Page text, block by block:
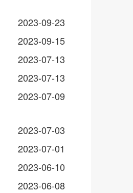
2023-09-23
2023-09-15
2023-07-13
2023-07-13
2023-07-09
2023-07-03
2023-07-01
2023-06-10
2023-06-08